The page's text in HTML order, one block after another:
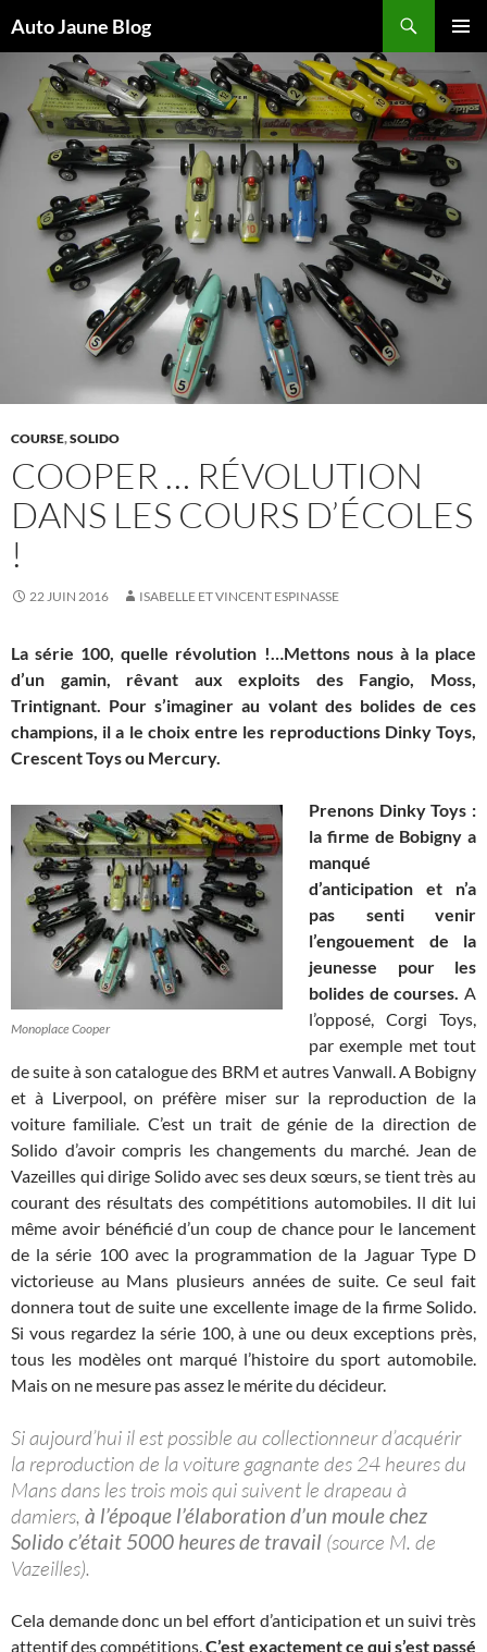
Auto Jaune Blog
CONTENU
COURSE,SOLIDO
COOPER … RÉVOLUTION
DANS LES COURS D’ÉCOLES
!
22 JUIN 2016 ISABELLE ET VINCENT ESPINASSE
La série 100, quelle révolution !…Mettons nous à la place
d’un gamin, rêvant aux exploits des Fangio, Moss,
Trintignant. Pour s’imaginer au volant des bolides de ces
champions, il a le choix entre les reproductions Dinky Toys,
Crescent Toys ou Mercury.
Monoplace Cooper
Prenons Dinky Toys :
la firme de Bobigny a
manqué
d’anticipation et n’a
pas senti venir
l’engouement de la
jeunesse pour les
bolides de courses. A
l’opposé, Corgi Toys,
par exemple met tout
de suite à son catalogue des BRM et autres Vanwall. A Bobigny
et à Liverpool, on préfère miser sur la reproduction de la
voiture familiale. C’est un trait de génie de la direction de
Solido d’avoir compris les changements du marché. Jean de
Vazeilles qui dirige Solido avec ses deux sœurs, se tient très au
courant des résultats des compétitions automobiles. Il dit lui
même avoir bénéficié d’un coup de chance pour le lancement
de la série 100 avec la programmation de la Jaguar Type D
victorieuse au Mans plusieurs années de suite. Ce seul fait
donnera tout de suite une excellente image de la firme Solido.
Si vous regardez la série 100, à une ou deux exceptions près,
tous les modèles ont marqué l’histoire du sport automobile.
Mais on ne mesure pas assez le mérite du décideur.
Si aujourd’hui il est possible au collectionneur d’acquérir
la reproduction de la voiture gagnante des 24 heures du
Mans dans les trois mois qui suivent le drapeau à
damiers, à l’époque l’élaboration d’un moule chez
Solido c’était 5000 heures de travail (source M. de
Vazeilles).
Cela demande donc un bel effort d’anticipation et un suivi très
attentif des compétitions. C’est exactement ce qui s’est passé